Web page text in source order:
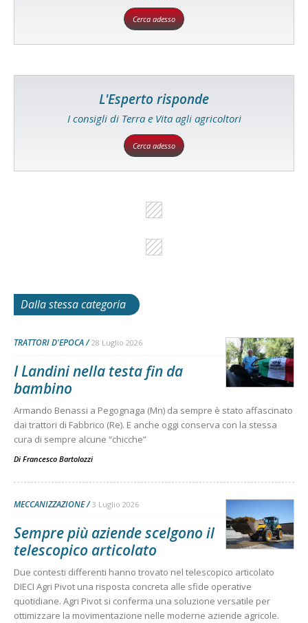
Cerca adesso
L'Esperto risponde
I consigli di Terra e Vita agli agricoltori
Cerca adesso
Dalla stessa categoria
TRATTORI D'EPOCA 28 Luglio 2026
I Landini nella testa fin da
bambino
Armando Benassi a Pegognaga (Mn) da sempre è stato affascinato
dai trattori di Fabbrico (Re). E anche oggi conserva con la stessa
cura di sempre alcune “chicche”
Di Francesco Bartolozzi
MECCANIZZAZIONE 3 Luglio 2026
Sempre più aziende scelgono il
telescopico articolato
Due contesti differenti hanno trovato nel telescopico articolato
DIECI Agri Pivot una risposta concreta alle sfide operative
quotidiane. Agri Pivot si conferma una soluzione versatile per
ottimizzare la movimentazione nelle moderne aziende agricole.